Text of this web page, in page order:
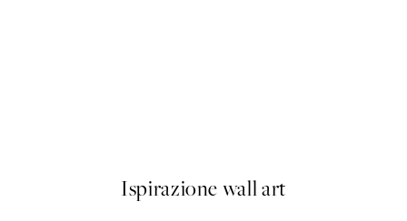
Ispirazione wall art